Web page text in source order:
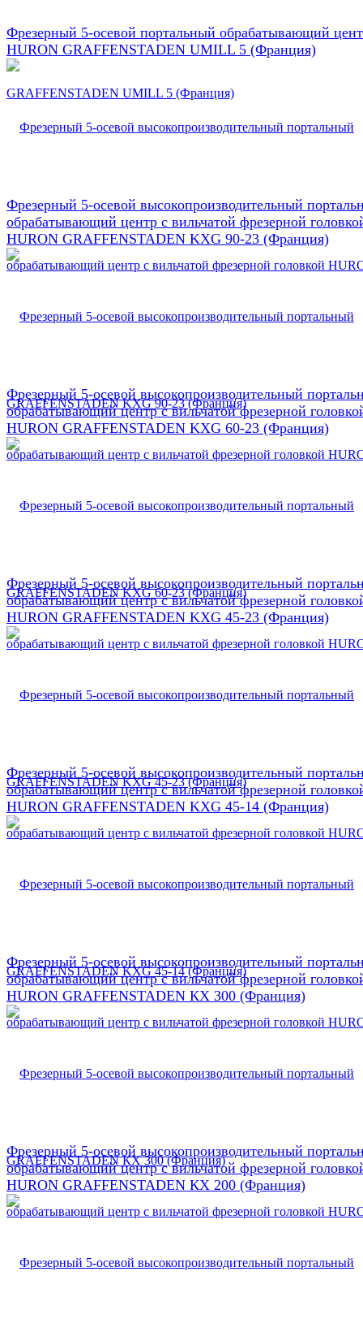
Фрезерный 5-осевой портальный обрабатывающий
HURON GRAFFENSTADEN UMILL 5 (Франция)
Фрезерный 5-осевой высокопроизводительный
обрабатывающий центр с вильчатой фрезерной
HURON GRAFFENSTADEN KXG 90-23 (Франция)
Фрезерный 5-осевой высокопроизводительный
обрабатывающий центр с вильчатой фрезерной
HURON GRAFFENSTADEN KXG 60-23 (Франция)
Фрезерный 5-осевой высокопроизводительный
обрабатывающий центр с вильчатой фрезерной
HURON GRAFFENSTADEN KXG 45-23 (Франция)
Фрезерный 5-осевой высокопроизводительный
обрабатывающий центр с вильчатой фрезерной
HURON GRAFFENSTADEN KXG 45-14 (Франция)
Фрезерный 5-осевой высокопроизводительный
обрабатывающий центр с вильчатой фрезерной
HURON GRAFFENSTADEN КX 300 (Франция)
Фрезерный 5-осевой высокопроизводительный
обрабатывающий центр с вильчатой фрезерной
HURON GRAFFENSTADEN КX 200 (Франция)